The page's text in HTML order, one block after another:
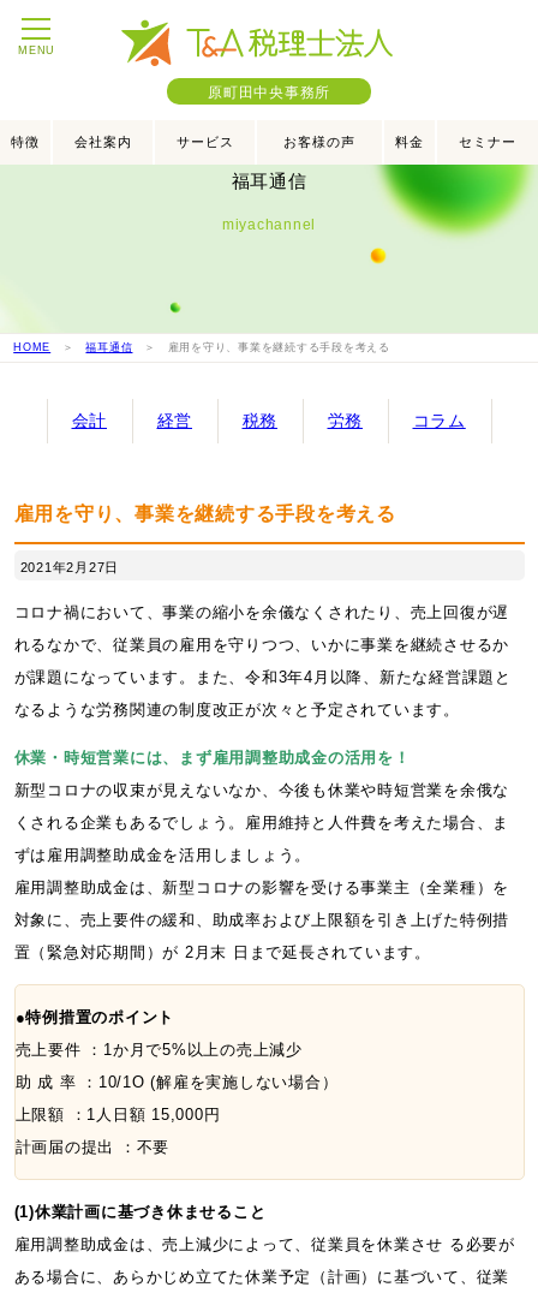
MENU
原町田中央事務所
特徴 会社案内 サービス お客様の声 料金 セミナー
福耳通信
miyachannel
HOME ＞福耳通信 ＞ 雇用を守り、事業を継続する手段を考える
会計 経営 税務 労務 コラム
雇用を守り、事業を継続する手段を考える
2021年2月27日
コロナ禍において、事業の縮小を余儀なくされたり、売上回復が遅
れるなかで、従業員の雇用を守りつつ、いかに事業を継続させるか
が課題になっています。また、令和3年4月以降、新たな経営課題と
なるような労務関連の制度改正が次々と予定されています。
休業・時短営業には、まず雇用調整助成金の活用を！
新型コロナの収束が見えないなか、今後も休業や時短営業を余俄な
くされる企業もあるでしょう。雇用維持と人件費を考えた場合、ま
ずは雇用調整助成金を活用しましょう。
雇用調整助成金は、新型コロナの影響を受ける事業主（全業種）を
対象に、売上要件の緩和、助成率および上限額を引き上げた特例措
置（緊急対応期間）が 2月末 日まで延長されています。
●特例措置のポイント
売上要件 ：1か月で5%以上の売上減少
助 成 率 ：10/1O (解雇を実施しない場合）
上限額 ：1人日額 15,000円
計画届の提出 ：不要
(1)休業計画に基づき休ませること
雇用調整助成金は、売上減少によって、従業員を休業させ る必要が
ある場合に、あらかじめ立てた休業予定（計画）に基づいて、従業